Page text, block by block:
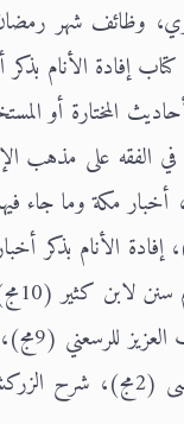
وظائف شهر
للحافظ ابن رجب الحنبلي، كتاب المستوعب لنصير الدين
الغازي، مسند أبي هريرة للإمام ابن كثير الدمشقي
صحيحيهما لضياء المقدسي (13مج)، كتاب
(6مج، أصله رسالة ماجستير)،
إلى أولي النهى لدقائق المنتهى: حاشية على منتهى الإرادات
تعليقه
العقد الثمين في
الخلاف على مذهب أبي عبدالله أحمد بن حنبل للشريف